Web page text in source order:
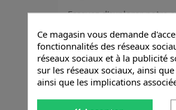
Essayez d'explorer notre

Ce magasin vous demande
fonctionnalités des réseaux
réseaux sociaux et à la publicité
sur les réseaux sociaux, ainsi
ainsi que les implications